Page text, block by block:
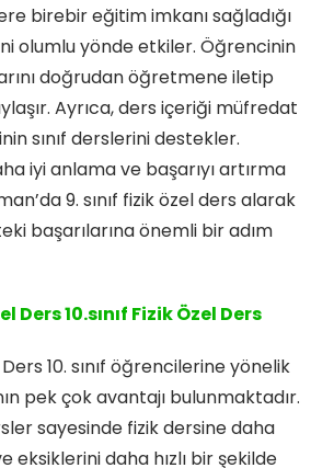
birebir eğitim imkanı sağladığı
olumlu yönde etkiler. Öğrencinin
doğrudan öğretmene iletip
Ayrıca, ders içeriği müfredat
sınıf derslerini destekler.
iyi anlama ve başarıyı artırma
9. sınıf fizik özel ders alarak
başarılarına önemli bir adım
10.sınıf Fizik Özel Ders
10. sınıf öğrencilerine yönelik
pek çok avantajı bulunmaktadır.
sayesinde fizik dersine daha
eksiklerini daha hızlı bir şekilde